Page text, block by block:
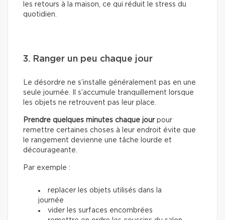
les retours à la maison, ce qui réduit le stress du
quotidien.
3. Ranger un peu chaque jour
Le désordre ne s’installe généralement pas en une
seule journée. Il s’accumule tranquillement lorsque
les objets ne retrouvent pas leur place.
Prendre quelques minutes chaque jourpour
remettre certaines choses à leur endroit évite que
le rangement devienne une tâche lourde et
décourageante.
Par exemple :
replacer les objets utilisés dans la
journée
vider les surfaces encombrées